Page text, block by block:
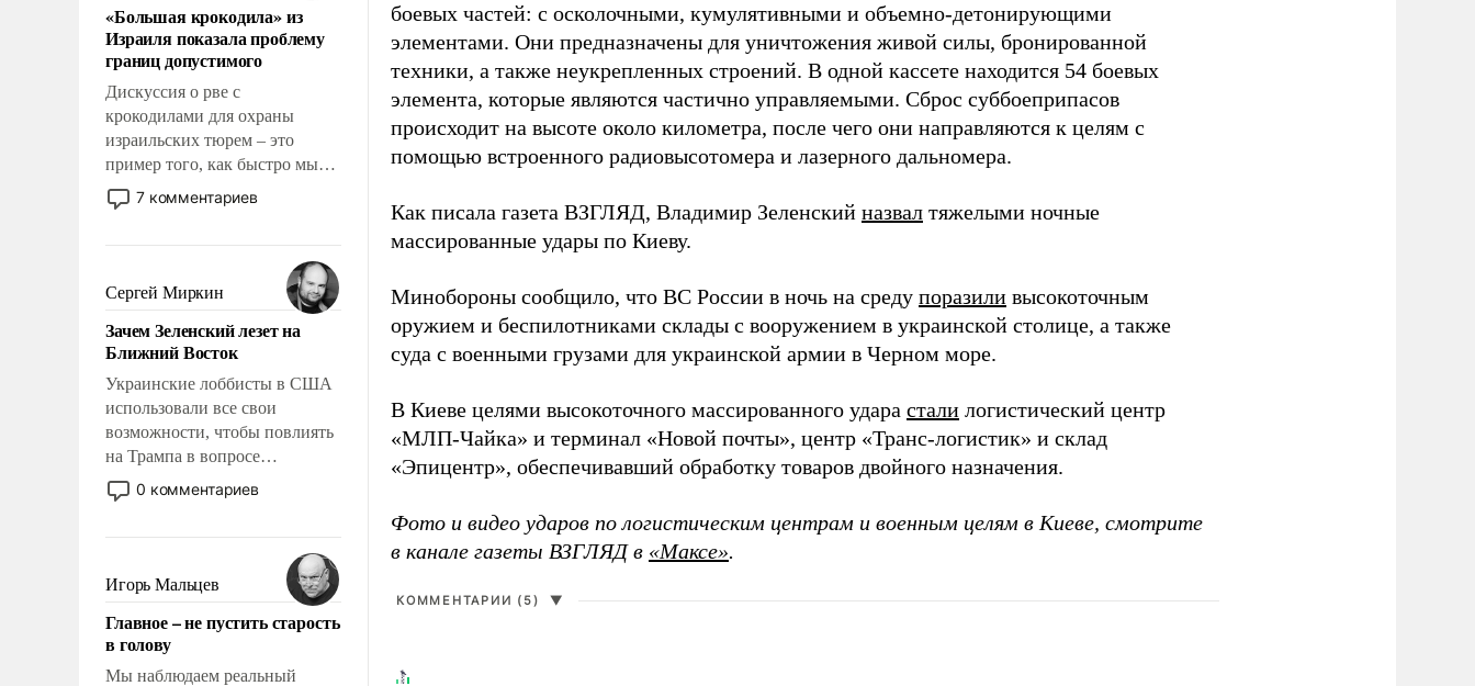
«Большая крокодила» из
Израиля показала проблему
границ допустимого
Дискуссия о рве с
крокодилами для охраны
израильских тюрем – это
пример того, как быстро мы
двигаемся по пути
революционных изменений.
псевдонаучной фантастики,
стало всерьез обсуждаемой
идеей.
7 комментариев
Сергей Миркин
Зачем Зеленский лезет на
Ближний Восток
Украинские лоббисты в США
использовали все свои
возможности, чтобы повлиять
на Трампа в вопросе
предоставления вооружений
своим нанимателям. Вероятно,
консультирует Киев, пришла в
голову мысль: хорошо бы
продемонстрировать, что
Украина вступила в
вооруженное противостояние
с Ираном.
0 комментариев
Игорь Мальцев
Главное – не пустить старость
в голову
Мы наблюдаем реальный
боевых частей: с осколочными, кумулятивными и объемно-детонирующими
элементами. Они предназначены для уничтожения живой силы, бронированной
техники, а также неукрепленных строений. В одной кассете находится 54 боевых
элемента, которые являются частично управляемыми. Сброс суббоеприпасов
происходит на высоте около километра, после чего они направляются к целям с
помощью встроенного радиовысотомера и лазерного дальномера.
Как писала газета ВЗГЛЯД, Владимир Зеленский назвал тяжелыми ночные
массированные удары по Киеву.
Минобороны сообщило, что ВС России в ночь на среду поразили высокоточным
оружием и беспилотниками склады с вооружением в украинской столице, а также
суда с военными грузами для украинской армии в Черном море.
В Киеве целями высокоточного массированного удара стали логистический центр
«МЛП-Чайка» и терминал «Новой почты», центр «Транс-логистик» и склад
«Эпицентр», обеспечивавший обработку товаров двойного назначения.
Фото и видео ударов по логистическим центрам и военным целям в Киеве, смотрите
в канале газеты ВЗГЛЯД в «Максе».
КОММЕНТАРИИ (5) ▼